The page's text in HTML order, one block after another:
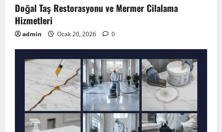
Doğal Taş Restorasyonu ve Mermer Cilalama
Hizmetleri
admin Ocak 20, 2026 0